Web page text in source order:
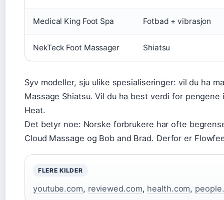
Medical King Foot Spa Fotbad + vibrasjon
NekTeck Foot Massager Shiatsu
Syv modeller, sju ulike spesialiseringer: vil du ha
Massage Shiatsu. Vil du ha best verdi for
Heat.
Det betyr noe: Norske forbrukere har ofte
Cloud Massage og Bob and Brad. Derfor er
FLERE KILDER
youtube.com, reviewed.com, health.com,